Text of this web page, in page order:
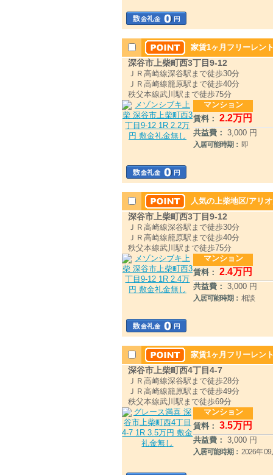
家賃1ヶ月フリーレン
深谷市上柴町西3丁目9-12
ＪＲ高崎線深谷駅まで徒歩30分
ＪＲ高崎線籠原駅まで徒歩40分
秩父本線武川駅まで徒歩75分
マンション
賃料： 2.2万円
共益費： 3,000 円
入居可能時期： 即
人気の上柴地区/アリ
深谷市上柴町西3丁目9-12
ＪＲ高崎線深谷駅まで徒歩30分
ＪＲ高崎線籠原駅まで徒歩40分
秩父本線武川駅まで徒歩75分
マンション
賃料： 2.4万円
共益費： 3,000 円
入居可能時期： 相談
家賃1ヶ月フリーレン
深谷市上柴町西4丁目4-7
ＪＲ高崎線深谷駅まで徒歩28分
ＪＲ高崎線籠原駅まで徒歩49分
秩父本線武川駅まで徒歩69分
マンション
賃料： 3.5万円
共益費： 3,000 円
入居可能時期： 2026年